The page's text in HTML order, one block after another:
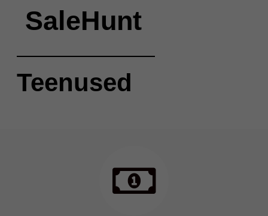
SaleHunt
Teenused